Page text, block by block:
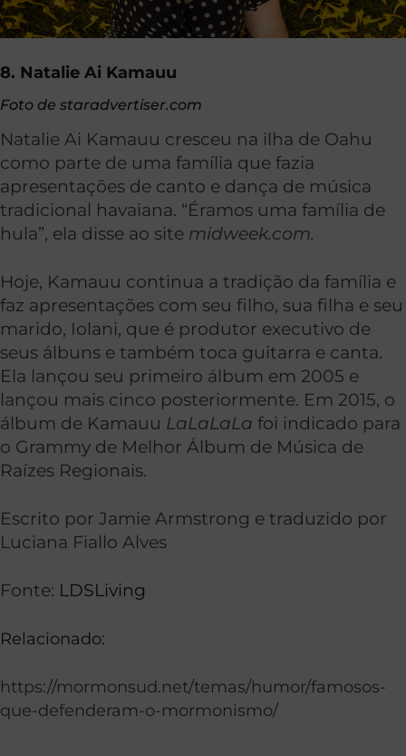
8. Natalie Ai Kamauu
Foto de staradvertiser.com
Natalie Ai Kamauu cresceu na ilha de Oahu
como parte de uma família que fazia
apresentações de canto e dança de música
tradicional havaiana. “Éramos uma família de
hula”, ela disse ao site midweek.com.
Hoje, Kamauu continua a tradição da família e
faz apresentações com seu filho, sua filha e seu
marido, Iolani, que é produtor executivo de
seus álbuns e também toca guitarra e canta.
Ela lançou seu primeiro álbum em 2005 e
lançou mais cinco posteriormente. Em 2015, o
álbum de Kamauu LaLaLaLa foi indicado para
o Grammy de Melhor Álbum de Música de
Raízes Regionais.
Escrito por Jamie Armstrong e traduzido por
Luciana Fiallo Alves
Fonte: LDSLiving
Relacionado:
https://mormonsud.net/temas/humor/famosos-
que-defenderam-o-mormonismo/